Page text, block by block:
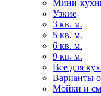
Мини-
Узкие
3 кв. м.
5 кв. м.
6 кв. м.
9 кв. м.
Все для
Варианты
Мойки и